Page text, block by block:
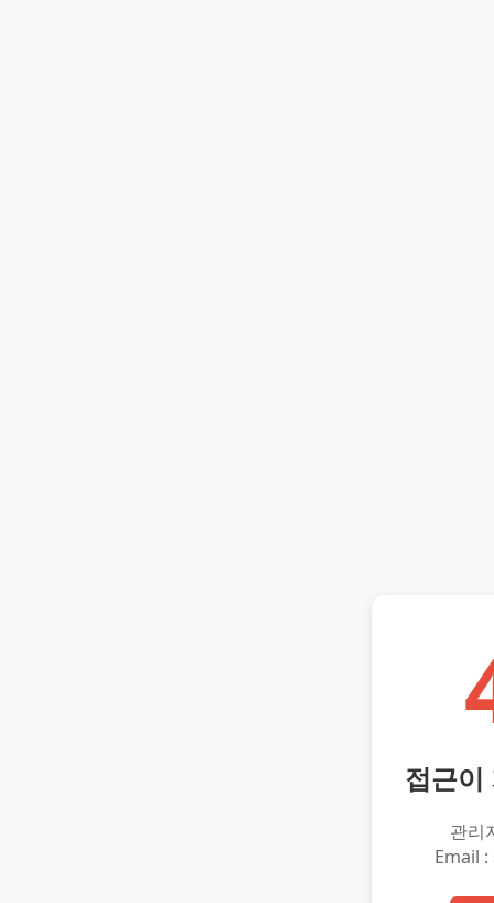
접근이
관리
Email